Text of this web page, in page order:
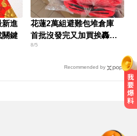
新進
關鍵
花蓮2萬組避難包堆倉庫
首批沒發完又加買挨轟浪
費
8/5
Recommended by